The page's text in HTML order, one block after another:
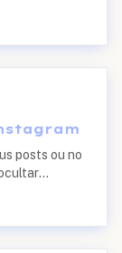
posts ou no